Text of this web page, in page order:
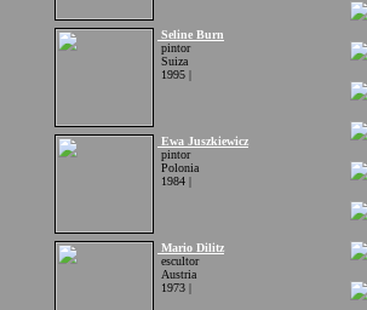
Seline Burn
pintor
Suiza
1995 |
Ewa Juszkiewicz
pintor
Polonia
1984 |
Mario Dilitz
escultor
Austria
1973 |